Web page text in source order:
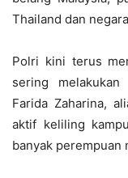
Thailand dan
Polri kini terus
sering melakukan
Farida Zaharina,
aktif keliling
banyak perempuan